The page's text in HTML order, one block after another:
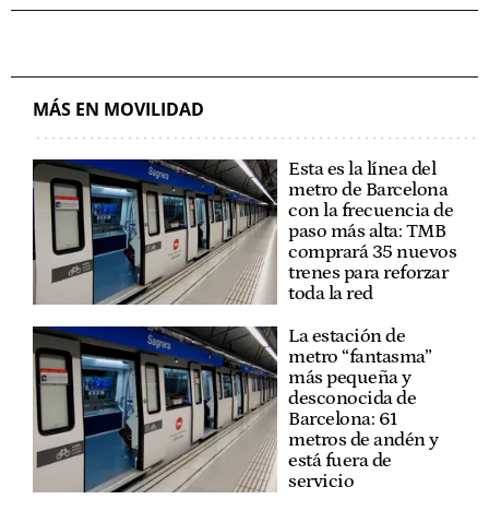
MÁS EN MOVILIDAD
Esta es la línea del
metro de Barcelona
con la frecuencia de
paso más alta: TMB
comprará 35 nuevos
trenes para reforzar
toda la red
La estación de
metro “fantasma”
más pequeña y
desconocida de
Barcelona: 61
metros de andén y
está fuera de
servicio